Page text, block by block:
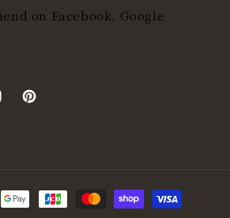
on Facebook, Google
Pinterest